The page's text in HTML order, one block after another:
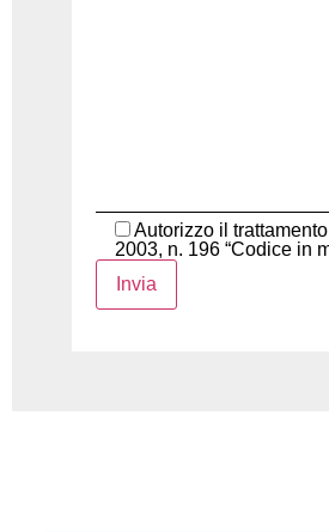
Autorizzo il
2003, n. 196 “Codice in